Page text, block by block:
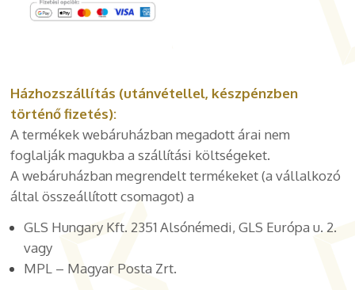
Házhozszállítás (utánvétellel, készpénzben
történő fizetés):
A termékek webáruházban megadott árai nem
foglalják magukba a szállítási költségeket.
A webáruházban megrendelt termékeket (a vállalkozó
által összeállított csomagot) a
GLS Hungary Kft. 2351 Alsónémedi, GLS Európa u. 2.
vagy
MPL – Magyar Posta Zrt.